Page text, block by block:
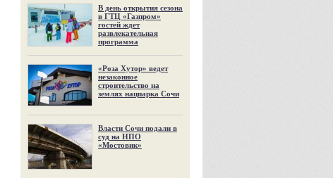
В день открытия сезона
в ГТЦ «Газпром»
гостей ждет
развлекательная
программа
«Роза Хутор» ведет
незаконное
строительство на
землях нацпарка Сочи
Власти Сочи подали в
суд на НПО
«Мостовик»